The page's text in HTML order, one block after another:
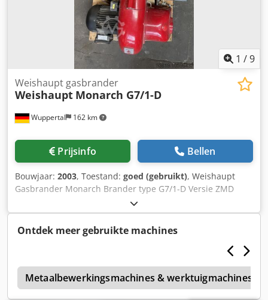
1 /9
Wuppertal 162 km
Weishaupt gasbrander
Weishaupt Monarch G7/1-D
Prijsinfo Bellen
Bouwjaar: 2003, Toestand: goed (gebruikt), Weishaupt
Gasbrander Monarch Brander type G7/1-D Versie ZMD
Vermogen 300 - 1750 KW Dcsdpfemdpczox Ac Usk Inclusief
gasleiding ( gasfitting ) Brander was recent in bedrijf
Ontdek meer gebruikte machines
Metaalbewerkingsmachines & werktuigmachines